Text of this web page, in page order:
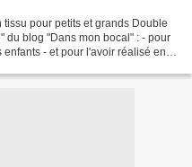
pour petits et grands Double
du blog "Dans mon bocal" : - pour
- et pour l'avoir réalisé en